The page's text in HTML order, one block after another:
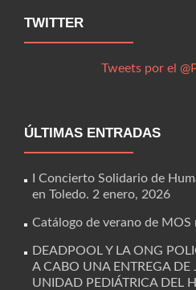
TWITTER
Tweets por el
ÚLTIMAS ENTRADAS
I Concierto Solidario de
en Toledo. 2 enero, 2026
Catálogo de verano de MOS
DEADPOOL Y LA ONG
A CABO UNA ENTREGA DE
UNIDAD PEDIÁTRICA DEL